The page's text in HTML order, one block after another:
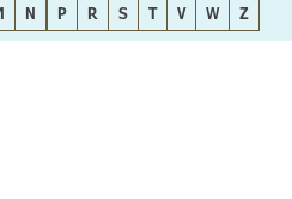
N P R S T V W Z